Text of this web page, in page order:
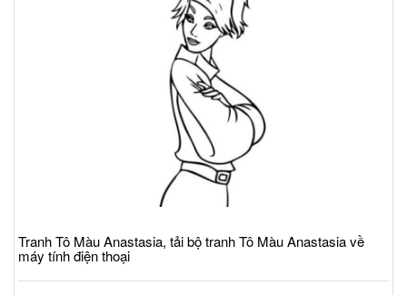
Tranh Tô Màu Anastasia, tải bộ tranh Tô Màu Anastasia về
máy tính điện thoại